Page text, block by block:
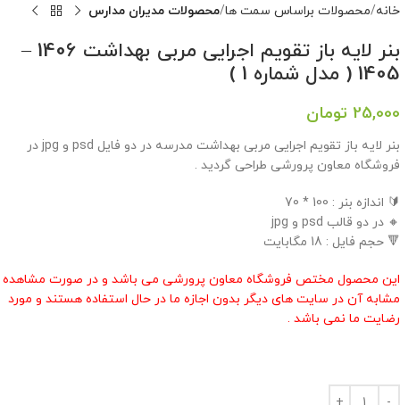
خانه محصولات براساس سمت ها محصولات مدیران مدارس
بنر لایه باز تقویم اجرایی مربی بهداشت 1406 –
1405 ( مدل شماره 1 )
25,000 تومان
بنر لایه باز تقویم اجرایی مربی بهداشت مدرسه در دو فایل psd و jpg در
فروشگاه معاون پرورشی طراحی گردید .
🔰 اندازه بنر : 100 * 70
🔸 در دو قالب psd و jpg
🔻 حجم فایل : 18 مگابایت
این محصول مختص فروشگاه معاون پرورشی می باشد و در صورت مشاهده
مشابه آن در سایت های دیگر بدون اجازه ما در حال استفاده هستند و مورد
رضایت ما نمی باشد .